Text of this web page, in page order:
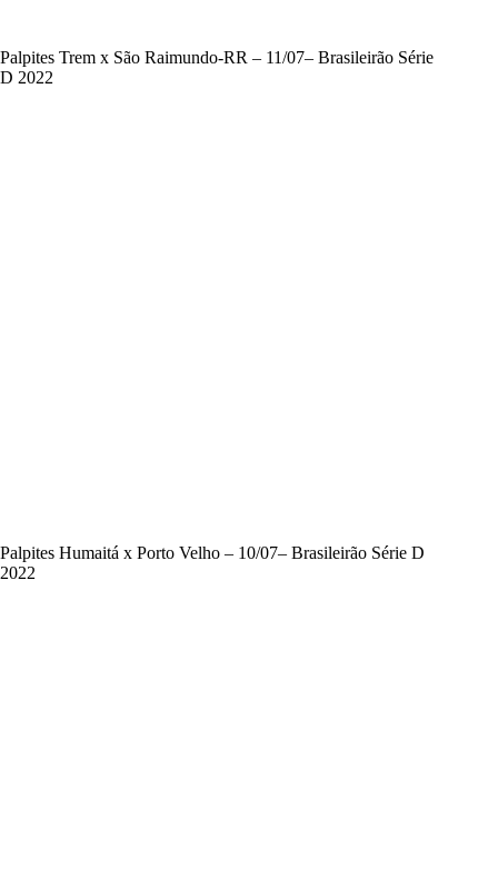
Palpites Trem x São Raimundo-RR – 11/07– Brasileirão Série
D 2022
Palpites Humaitá x Porto Velho – 10/07– Brasileirão Série D
2022